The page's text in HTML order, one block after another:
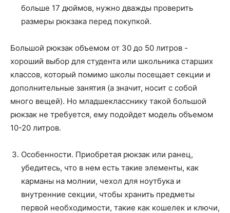
больше 17 дюймов, нужно дважды проверить
размеры рюкзака перед покупкой.
Большой рюкзак объемом от 30 до 50 литров -
хороший выбор для студента или школьника старших
классов, который помимо школы посещает секции и
дополнительные занятия (а значит, носит с собой
много вещей). Но младшекласснику такой большой
рюкзак не требуется, ему подойдет модель объемом
10-20 литров.
Особенности. Приобретая рюкзак или ранец,
убедитесь, что в нем есть такие элементы, как
карманы на молнии, чехол для ноутбука и
внутренние секции, чтобы хранить предметы
первой необходимости, такие как кошелек и ключи,